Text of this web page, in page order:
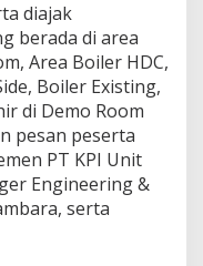
diajak
berada di area
Area Boiler HDC,
Boiler Existing,
di Demo Room
pesan peserta
PT KPI Unit
Engineering &
serta